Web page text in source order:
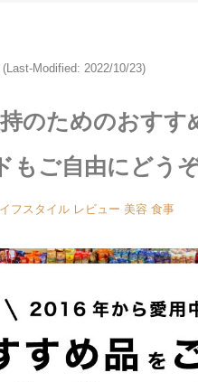
(Last-Modified: 2022/10/23)
のためのおすす
もご自由にどうぞ
フスタイル レビュー 美容 食事